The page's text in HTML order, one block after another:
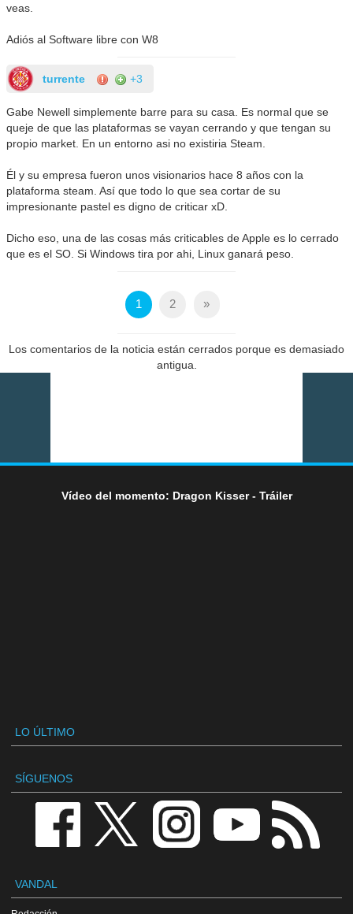
veas.
Adiós al Software libre con W8
turrente +3
Gabe Newell simplemente barre para su casa. Es normal que se
queje de que las plataformas se vayan cerrando y que tengan su
propio market. En un entorno asi no existiria Steam.
Él y su empresa fueron unos visionarios hace 8 años con la
plataforma steam. Así que todo lo que sea cortar de su
impresionante pastel es digno de criticar xD.
Dicho eso, una de las cosas más criticables de Apple es lo cerrado
que es el SO. Si Windows tira por ahi, Linux ganará peso.
1 2 »
Los comentarios de la noticia están cerrados porque es demasiado
antigua.
Vídeo del momento: Dragon Kisser - Tráiler
LO ÚLTIMO
SÍGUENOS
VANDAL